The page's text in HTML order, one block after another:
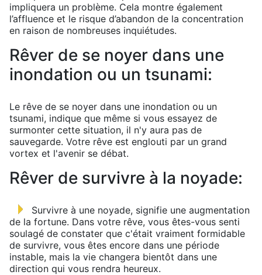
impliquera un problème. Cela montre également
l’affluence et le risque d’abandon de la concentration
en raison de nombreuses inquiétudes.
Rêver de se noyer dans une
inondation ou un tsunami:
Le rêve de se noyer dans une inondation ou un
tsunami, indique que même si vous essayez de
surmonter cette situation, il n'y aura pas de
sauvegarde. Votre rêve est englouti par un grand
vortex et l'avenir se débat.
Rêver de survivre à la noyade:
Survivre à une noyade, signifie une augmentation
de la fortune. Dans votre rêve, vous êtes-vous senti
soulagé de constater que c'était vraiment formidable
de survivre, vous êtes encore dans une période
instable, mais la vie changera bientôt dans une
direction qui vous rendra heureux.